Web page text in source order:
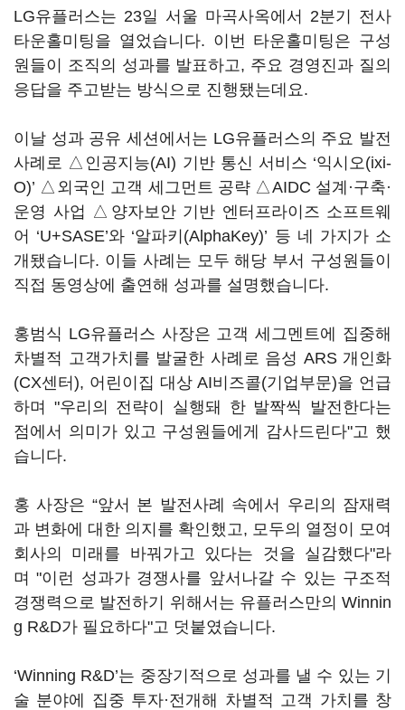
LG유플러스는 23일 서울 마곡사옥에서 2분기 전사
타운홀미팅을 열었습니다. 이번 타운홀미팅은 구성
원들이 조직의 성과를 발표하고, 주요 경영진과 질의
응답을 주고받는 방식으로 진행됐는데요.
이날 성과 공유 세션에서는 LG유플러스의 주요 발전
사례로 △인공지능(AI) 기반 통신 서비스 ‘익시오(ixi-
O)’ △외국인 고객 세그먼트 공략 △AIDC 설계·구축·
운영 사업 △양자보안 기반 엔터프라이즈 소프트웨
어 ‘U+SASE’와 ‘알파키(AlphaKey)’ 등 네 가지가 소
개됐습니다. 이들 사례는 모두 해당 부서 구성원들이
직접 동영상에 출연해 성과를 설명했습니다.
홍범식 LG유플러스 사장은 고객 세그멘트에 집중해
차별적 고객가치를 발굴한 사례로 음성 ARS 개인화
(CX센터), 어린이집 대상 AI비즈콜(기업부문)을 언급
하며 "우리의 전략이 실행돼 한 발짝씩 발전한다는
점에서 의미가 있고 구성원들에게 감사드린다"고 했
습니다.
홍 사장은 “앞서 본 발전사례 속에서 우리의 잠재력
과 변화에 대한 의지를 확인했고, 모두의 열정이 모여
회사의 미래를 바꿔가고 있다는 것을 실감했다"라
며 "이런 성과가 경쟁사를 앞서나갈 수 있는 구조적
경쟁력으로 발전하기 위해서는 유플러스만의 Winnin
g R&D가 필요하다"고 덧붙였습니다.
‘Winning R&D’는 중장기적으로 성과를 낼 수 있는 기
술 분야에 집중 투자·전개해 차별적 고객 가치를 창